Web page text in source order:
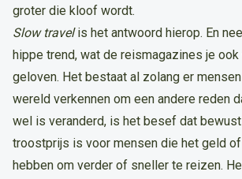
groter die kloof wordt.
Slow travelis het antwoord hierop. En
hippe trend, wat de reismagazines je
geloven. Het bestaat al zolang er
wereld verkennen om een andere reden
wel is veranderd, is het besef dat
troostprijs is voor mensen die het geld
hebben om verder of sneller te reizen.